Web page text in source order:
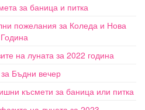
за баница и питка
пожелания за Коледа и Нова
Година
на луната за 2022 година
Бъдни вечер
късмети за баница или питка